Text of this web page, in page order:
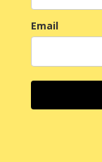
Email